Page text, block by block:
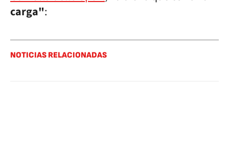
carga":
NOTICIAS RELACIONADAS